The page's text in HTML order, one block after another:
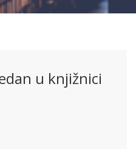
u knjižnici